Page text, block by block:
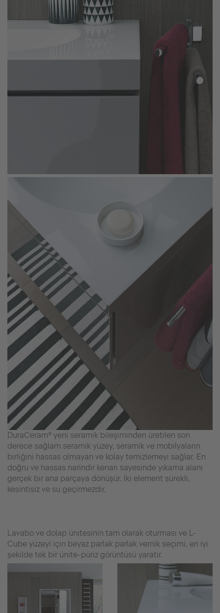
DuraCeram® yeni seramik bileşiminden üretilen son
derece sağlam seramik yüzey, seramik ve mobilyaların
birliğini hassas olmayan ve kolay temizlemeyi sağlar. En
doğru ve hassas narindir kenarı sayesinde yıkama alanı
gerçek bir ana parçaya dönüşür. İki element sürekli,
kesintisiz ve su geçirmezdir.
Lavabo ve dolap ünitesinin tam olarak oturması ve L-
Cube yüzeyi için beyaz parlak parlak vernik seçimi, en iyi
şekilde tek bir ünite-püriz görüntüsü yaratır.